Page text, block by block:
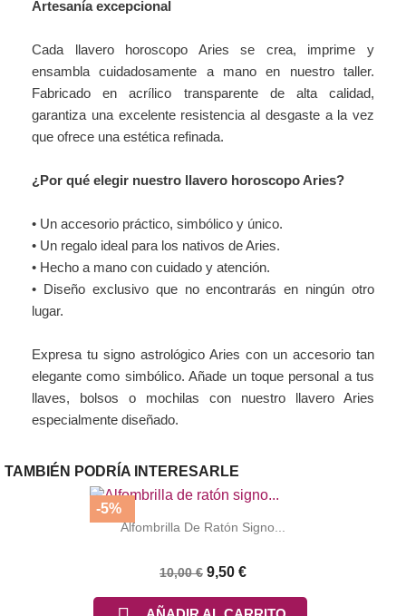
Artesanía excepcional
Cada llavero horoscopo Aries se crea, imprime y
ensambla cuidadosamente a mano en nuestro taller.
Fabricado en acrílico transparente de alta calidad,
garantiza una excelente resistencia al desgaste a la vez
que ofrece una estética refinada.
¿Por qué elegir nuestro llavero horoscopo Aries?
• Un accesorio práctico, simbólico y único.
• Un regalo ideal para los nativos de Aries.
• Hecho a mano con cuidado y atención.
• Diseño exclusivo que no encontrarás en ningún otro
lugar.
Expresa tu signo astrológico Aries con un accesorio tan
elegante como simbólico. Añade un toque personal a tus
llaves, bolsos o mochilas con nuestro llavero Aries
especialmente diseñado.
TAMBIÉN PODRÍA INTERESARLE
Alfombrilla De Ratón Signo...
10,00 € 9,50 €
-5%